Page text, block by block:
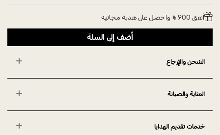
أنفق 900 ⃁ واحصل على هدية مجانية
أضف إلى السلة
الشحن والإرجاع
العناية والصيانة
خدمات تقديم الهدايا